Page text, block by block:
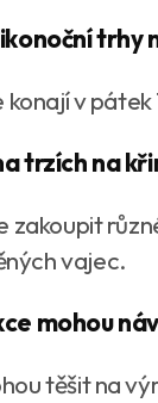
trhy
konají v
trzích na
zakoupit
vajec.
mohou
těšit na